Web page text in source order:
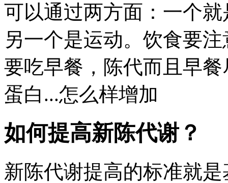
可以通过两方面：一个就
另一个是运动。饮食要
要吃早餐，陈代而且早
蛋白...怎么样增加
如何提高新陈代谢？
新陈代谢提高的标准就